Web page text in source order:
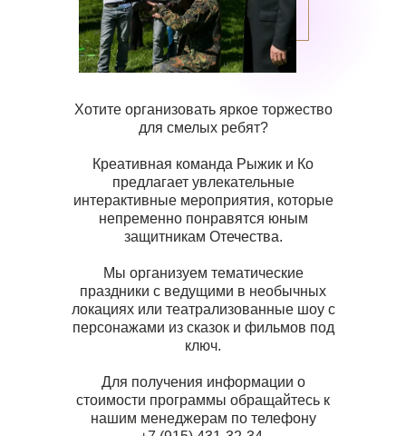
Хотите организовать яркое торжество
для смелых ребят?
Креативная команда Рыжик и Ко
предлагает увлекательные
интерактивные мероприятия, которые
непременно понравятся юным
защитникам Отечества.
Мы организуем тематические
праздники с ведущими в необычных
локациях или театрализованные шоу с
персонажами из сказок и фильмов под
ключ.
Для получения информации о
стоимости программы обращайтесь к
нашим менеджерам по телефону